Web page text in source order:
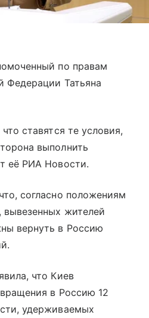
по правам
Федерации Татьяна
ставятся те условия,
выполнить
её РИА Новости.
согласно положениям
жителей
вернуть в Россию
что Киев
в Россию 12
удерживаемых